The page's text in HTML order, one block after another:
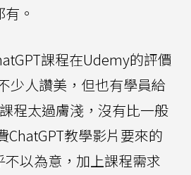
。
課程在Udemy的評價
少人讚美，但也有學員給
程太過膚淺，沒有比一般
ChatGPT教學影片要來的
以為意，加上課程需求